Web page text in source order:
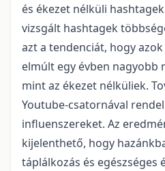
és ékezet nélküli
vizsgált hashtagek
azt a tendenciát, hogy
elmúlt egy évben nagyobb
mint az ékezet nélküliek.
Youtube-csatornával
influenszereket. Az
kijelenthető, hogy
táplálkozás és